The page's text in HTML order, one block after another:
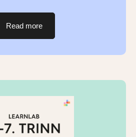
Read more